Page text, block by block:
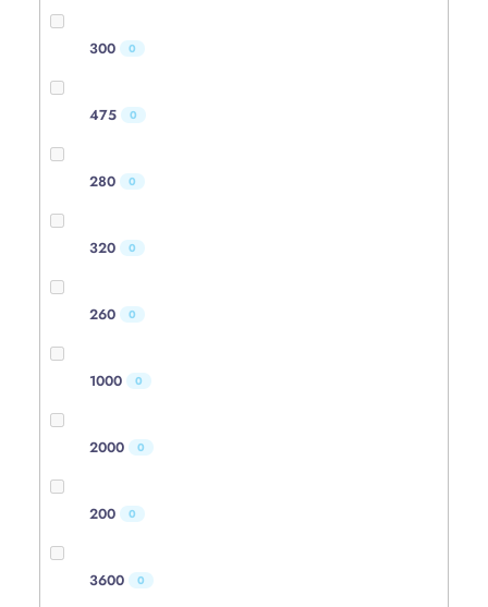
300 0
475 0
280 0
320 0
260 0
1000 0
2000 0
200 0
3600 0